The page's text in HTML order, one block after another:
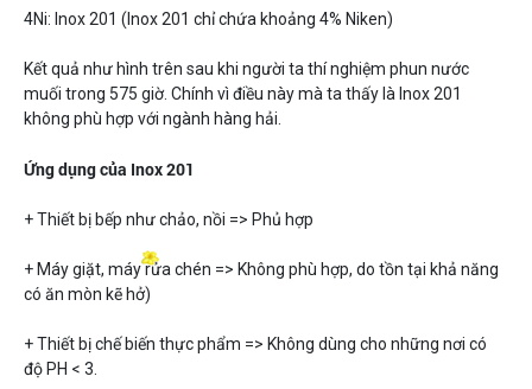
4Ni: Inox 201 (Inox 201 chỉ chứa khoảng 4% Niken)
Kết quả như hình trên sau khi người ta thí nghiệm phun nước
muối trong 575 giờ. Chính vì điều này mà ta thấy là Inox 201
không phù hợp với ngành hàng hải.
Ứng dụng của Inox 201
+ Thiết bị bếp như chảo, nồi => Phủ hợp
+ Máy giặt, máy rửa chén => Không phù hợp, do tồn tại khả năng
có ăn mòn kẽ hở)
+ Thiết bị chế biến thực phẩm => Không dùng cho những nơi có
độ PH < 3.